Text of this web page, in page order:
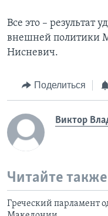
Все это – результат
внешней политики
Нисневич.
Поделиться
Виктор
Читайте также
Греческий парламент